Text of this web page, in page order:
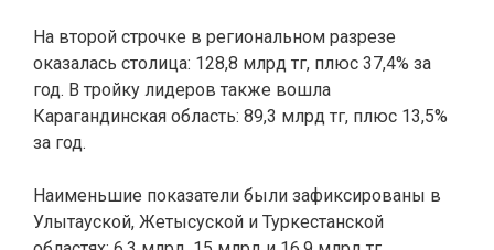
На второй строчке в региональном разрезе
оказалась столица: 128,8 млрд тг, плюс 37,4% за
год. В тройку лидеров также вошла
Карагандинская область: 89,3 млрд тг, плюс 13,5%
за год.
Наименьшие показатели были зафиксированы в
Улытауской, Жетысуской и Туркестанской